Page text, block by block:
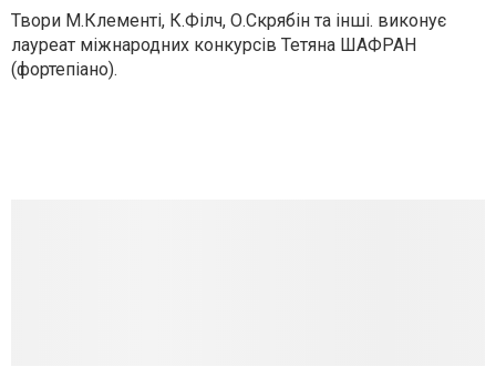
Твори М.Клементі, К.Філч, О.Скрябін та інші. виконує
лауреат міжнародних конкурсів Тетяна ШАФРАН
(фортепіано).